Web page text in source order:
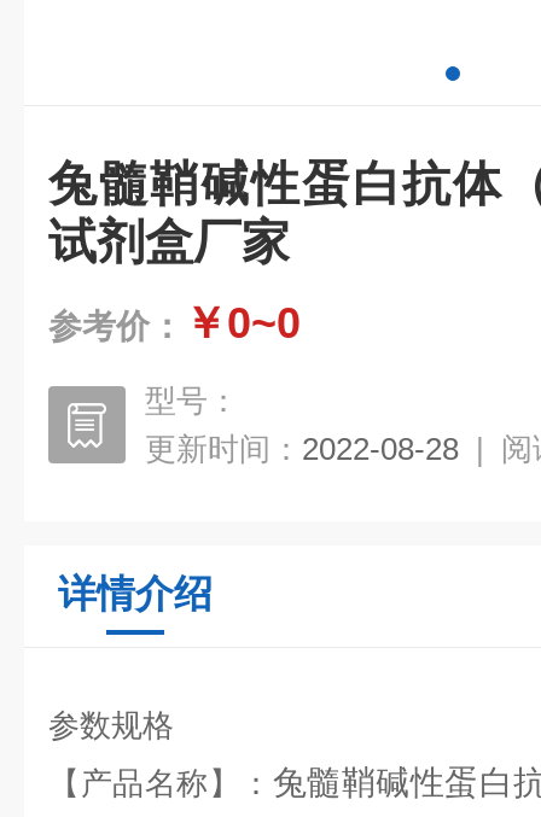
兔髓鞘碱性蛋白抗体
试剂盒厂家
参考价： ￥0~0
型号：
更新时间： 2022-08-28 | 阅
详情介绍
参数规格
【产品名称】： 兔髓鞘碱性蛋白